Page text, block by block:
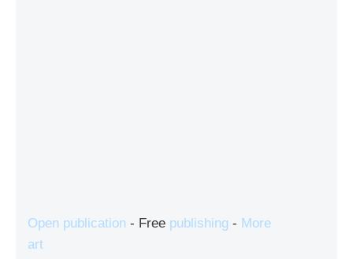
Open publication - Free publishing - More
art